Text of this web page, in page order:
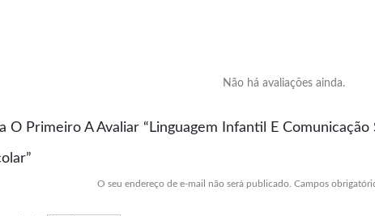
Não há avaliações ainda.
O Primeiro A Avaliar “Linguagem Infantil E
O seu endereço de e-mail não será publicado. Campos